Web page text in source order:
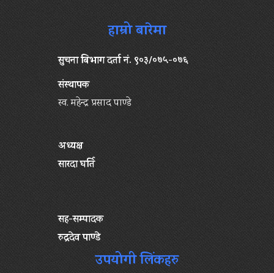
हाम्रो बारेमा
सुचना बिभाग दर्ता नं. ९०३/०७५-०७६
संस्थापक
स्व. महेन्द्र प्रसाद पाण्डे
अध्यक्ष
सारदा घर्ति
सह-सम्पादक
रुद्रदेव पाण्डे
उपयोगी लिंकहरु